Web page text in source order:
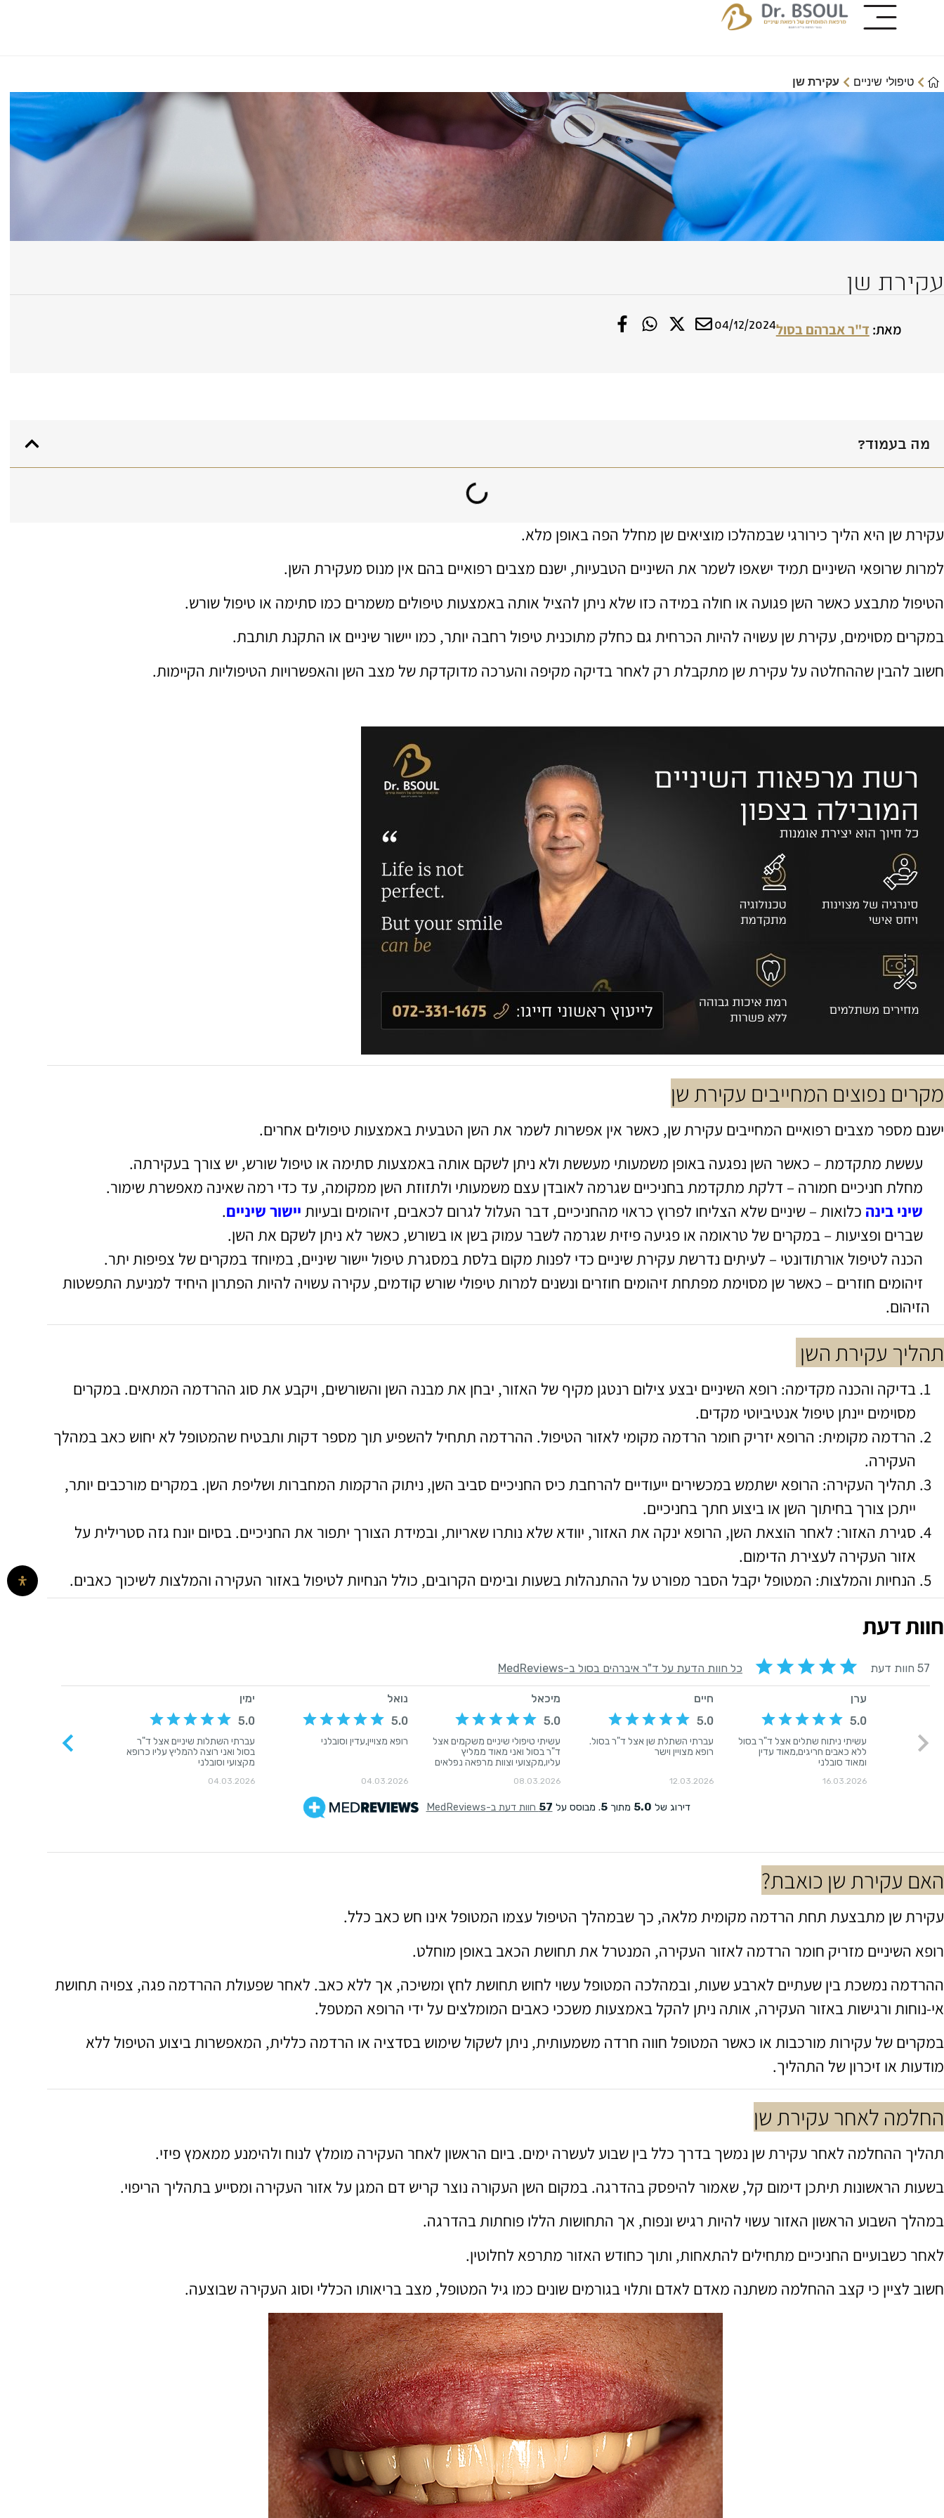
טיפולי שיניים עקירת שן
עקירת שן
מאת: ד"ר אברהם בסול04/12/2024
עקירת שן היא הליך כירורגי שבמהלכו מוציאים שן מחלל הפה באופן מלא.
למרות שרופאי השיניים תמיד ישאפו לשמר את השיניים הטבעיות, ישנם מצבים רפואיים בהם אין מנוס מעקירת השן.
הטיפול מתבצע כאשר השן פגועה או חולה במידה כזו שלא ניתן להציל אותה באמצעות טיפולים משמרים כמו סתימה או טיפול שורש.
במקרים מסוימים, עקירת שן עשויה להיות הכרחית גם כחלק מתוכנית טיפול רחבה יותר, כמו יישור שיניים או התקנת תותבת.
חשוב להבין שההחלטה על עקירת שן מתקבלת רק לאחר בדיקה מקיפה והערכה מדוקדקת של מצב השן והאפשרויות הטיפוליות הקיימות.
מקרים נפוצים המחייבים עקירת שן
ישנם מספר מצבים רפואיים המחייבים עקירת שן, כאשר אין אפשרות לשמר את השן הטבעית באמצעות טיפולים אחרים.
עששת מתקדמת – כאשר השן נפגעה באופן משמעותי מעששת ולא ניתן לשקם אותה באמצעות סתימה או טיפול שורש, יש צורך בעקירתה.
מחלת חניכיים חמורה – דלקת מתקדמת בחניכיים שגרמה לאובדן עצם משמעותי ולתזוזת השן ממקומה, עד כדי רמה שאינה מאפשרת שימור.
שיני בינה כלואות – שיניים שלא הצליחו לפרוץ כראוי מהחניכיים, דבר העלול לגרום לכאבים, זיהומים ובעיות יישור שיניים.
שברים ופציעות – במקרים של טראומה או פגיעה פיזית שגרמה לשבר עמוק בשן או בשורש, כאשר לא ניתן לשקם את השן.
הכנה לטיפול אורתודונטי – לעיתים נדרשת עקירת שיניים כדי לפנות מקום בלסת במסגרת טיפול יישור שיניים, במיוחד במקרים של צפיפות יתר.
זיהומים חוזרים – כאשר שן מסוימת מפתחת זיהומים חוזרים ונשנים למרות טיפולי שורש קודמים, עקירה עשויה להיות הפתרון היחיד למניעת התפשטות
הזיהום.
תהליך עקירת השן
בדיקה והכנה מקדימה: רופא השיניים יבצע צילום רנטגן מקיף של האזור, יבחן את מבנה השן והשורשים, ויקבע את סוג ההרדמה המתאים. במקרים
מסוימים יינתן טיפול אנטיביוטי מקדים.
הרדמה מקומית: הרופא יזריק חומר הרדמה מקומי לאזור הטיפול. ההרדמה תתחיל להשפיע תוך מספר דקות ותבטיח שהמטופל לא יחוש כאב במהלך
העקירה.
תהליך העקירה: הרופא ישתמש במכשירים ייעודיים להרחבת כיס החניכיים סביב השן, ניתוק הרקמות המחברות ושליפת השן. במקרים מורכבים יותר,
ייתכן צורך בחיתוך השן או ביצוע חתך בחניכיים.
סגירת האזור: לאחר הוצאת השן, הרופא ינקה את האזור, יוודא שלא נותרו שאריות, ובמידת הצורך יתפור את החניכיים. בסיום יונח גזה סטרילית על
אזור העקירה לעצירת הדימום.
הנחיות והמלצות: המטופל יקבל הסבר מפורט על ההתנהלות בשעות ובימים הקרובים, כולל הנחיות לטיפול באזור העקירה והמלצות לשיכוך כאבים.
חוות דעת
האם עקירת שן כואבת?
עקירת שן מתבצעת תחת הרדמה מקומית מלאה, כך שבמהלך הטיפול עצמו המטופל אינו חש כאב כלל.
רופא השיניים מזריק חומר הרדמה לאזור העקירה, המנטרל את תחושת הכאב באופן מוחלט.
ההרדמה נמשכת בין שעתיים לארבע שעות, ובמהלכה המטופל עשוי לחוש תחושת לחץ ומשיכה, אך ללא כאב. לאחר שפעולת ההרדמה פגה, צפויה תחושת
אי-נוחות ורגישות באזור העקירה, אותה ניתן להקל באמצעות משככי כאבים המומלצים על ידי הרופא המטפל.
במקרים של עקירות מורכבות או כאשר המטופל חווה חרדה משמעותית, ניתן לשקול שימוש בסדציה או הרדמה כללית, המאפשרות ביצוע הטיפול ללא
מודעות או זיכרון של התהליך.
החלמה לאחר עקירת שן
תהליך ההחלמה לאחר עקירת שן נמשך בדרך כלל בין שבוע לעשרה ימים. ביום הראשון לאחר העקירה מומלץ לנוח ולהימנע ממאמץ פיזי.
בשעות הראשונות תיתכן דימום קל, שאמור להיפסק בהדרגה. במקום השן העקורה נוצר קריש דם המגן על אזור העקירה ומסייע בתהליך הריפוי.
במהלך השבוע הראשון האזור עשוי להיות רגיש ונפוח, אך התחושות הללו פוחתות בהדרגה.
לאחר כשבועיים החניכיים מתחילים להתאחות, ותוך כחודש האזור מתרפא לחלוטין.
חשוב לציין כי קצב ההחלמה משתנה מאדם לאדם ותלוי בגורמים שונים כמו גיל המטופל, מצב בריאותו הכללי וסוג העקירה שבוצעה.
מה בעמוד?